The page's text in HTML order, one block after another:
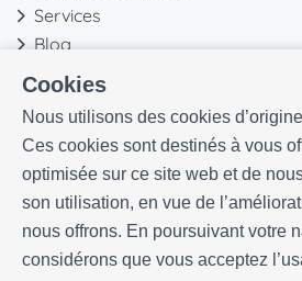
Cookies
Nous utilisons des cookies
Ces cookies sont destinés à vous
optimisée sur ce site web et de
son utilisation, en vue de
nous offrons. En poursuivant votre
considérons que vous acceptez
Services
Blog
Favoris
Plus d'informations
Notre histoire
Propriétaires
Expériences
Questions frequentes
Termes et conditions